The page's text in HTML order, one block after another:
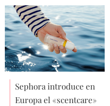
Sephora introduce en
Europa el «scentcare»